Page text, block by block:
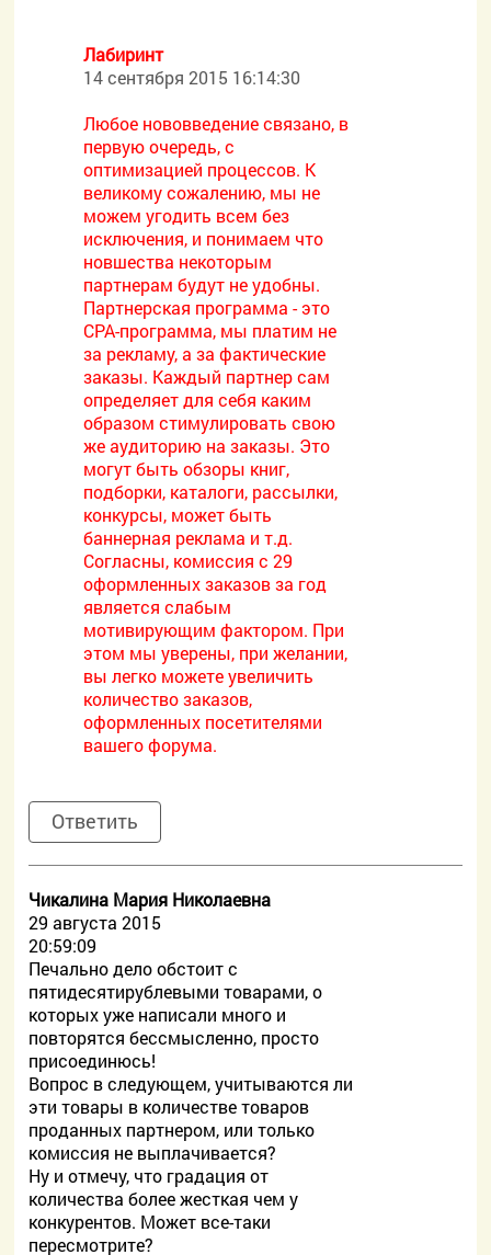
Лабиринт
14 сентября 2015 16:14:30
Любое нововведение связано, в
первую очередь, с
оптимизацией процессов. К
великому сожалению, мы не
можем угодить всем без
исключения, и понимаем что
новшества некоторым
партнерам будут не удобны.
Партнерская программа - это
CPA-программа, мы платим не
за рекламу, а за фактические
заказы. Каждый партнер сам
определяет для себя каким
образом стимулировать свою
же аудиторию на заказы. Это
могут быть обзоры книг,
подборки, каталоги, рассылки,
конкурсы, может быть
баннерная реклама и т.д.
Согласны, комиссия с 29
оформленных заказов за год
является слабым
мотивирующим фактором. При
этом мы уверены, при желании,
вы легко можете увеличить
количество заказов,
оформленных посетителями
вашего форума.
Ответить
Чикалина Мария Николаевна
29 августа 2015
20:59:09
Печально дело обстоит с
пятидесятирублевыми товарами, о
которых уже написали много и
повторятся бессмысленно, просто
присоединюсь!
Вопрос в следующем, учитываются ли
эти товары в количестве товаров
проданных партнером, или только
комиссия не выплачивается?
Ну и отмечу, что градация от
количества более жесткая чем у
конкурентов. Может все-таки
пересмотрите?